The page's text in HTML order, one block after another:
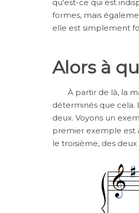
qu'est-ce qui est
formes, mais
elle est simplement
Alors à
À partir de là, la
déterminés que cela.
deux. Voyons un
premier exemple est
le troisième, des deux